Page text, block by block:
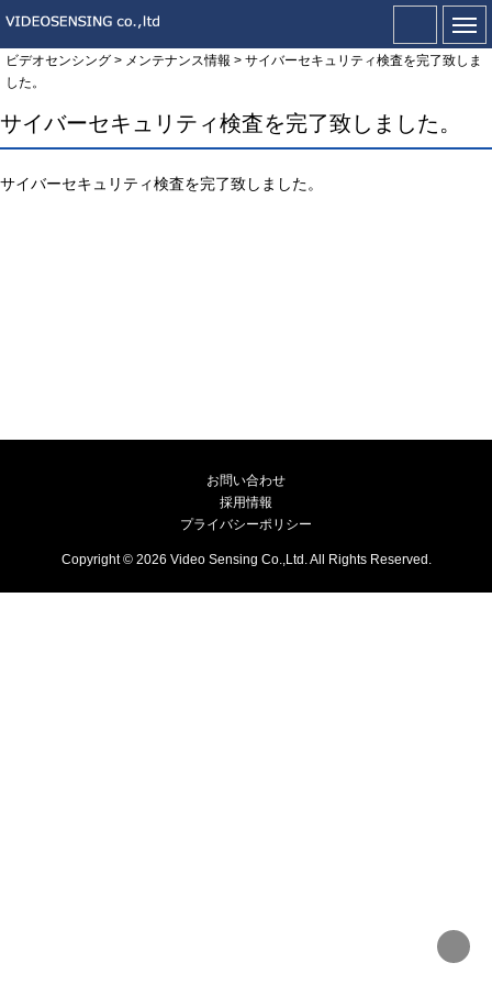
ビデオセンシング > メンテナンス情報 > サイバーセキュリティ検査を完了致しま
した。
サイバーセキュリティ検査を完了致しました。
サイバーセキュリティ検査を完了致しました。
お問い合わせ
採用情報
プライバシーポリシー
Copyright © 2026 Video Sensing Co.,Ltd. All Rights Reserved.